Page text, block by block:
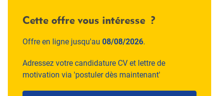
Cette offre vous intéresse ?
Offre en ligne jusqu'au 08/08/2026.
Adressez votre candidature CV et lettre de
motivation via 'postuler dès maintenant'